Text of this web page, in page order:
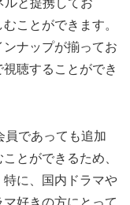
ルと提携してお
ことができます。
ナップが揃ってお
聴することができ
員であっても追加
とができるため、
に、国内ドラマや